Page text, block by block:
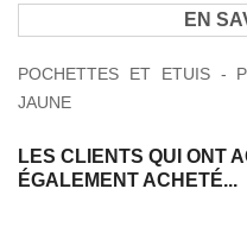
EN
POCHETTES ET ETUIS -
JAUNE
LES CLIENTS QUI ONT
ÉGALEMENT ACHETÉ...